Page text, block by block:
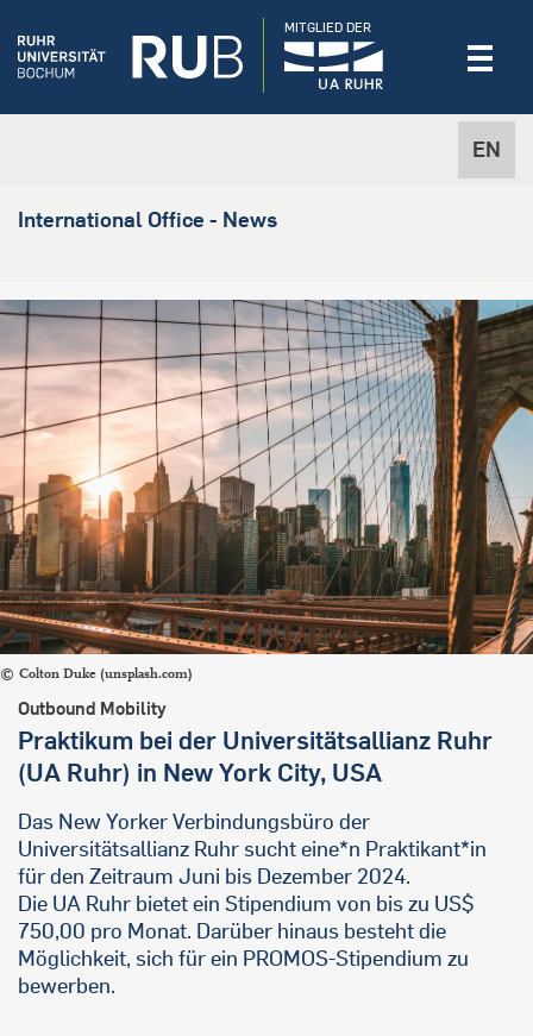
EN
MITGLIED DER
International Office - News
Colton Duke (unsplash.com)
Outbound Mobility
Praktikum bei der Universitätsallianz Ruhr
(UA Ruhr) in New York City, USA
Das New Yorker Verbindungsbüro der
Universitätsallianz Ruhr sucht eine*n Praktikant*in
für den Zeitraum Juni bis Dezember 2024.
Die UA Ruhr bietet ein Stipendium von bis zu US$
750,00 pro Monat. Darüber hinaus besteht die
Möglichkeit, sich für ein PROMOS-Stipendium zu
bewerben.